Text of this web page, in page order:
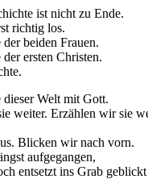
ist nicht zu Ende.
richtig los.
beiden Frauen.
ersten Christen.
Welt mit Gott.
weiter. Erzählen wir sie
Blicken wir nach vorn.
aufgegangen,
entsetzt ins Grab geblickt